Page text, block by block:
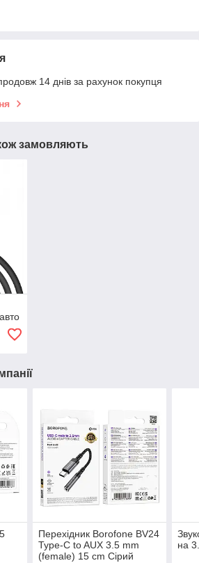
14 днів за рахунок покупця
замовляють
Перехідник Borofone BV24
Type-C to AUX 3.5 mm
(female) 15 cm Сірий
на